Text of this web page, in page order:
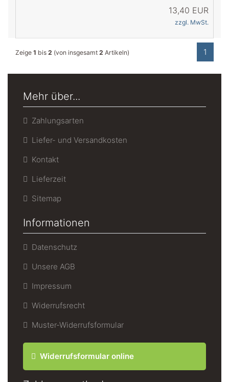
13,40 EUR
zzgl. MwSt.
Zeige 1 bis 2 (von insgesamt 2 Artikeln) 1
Mehr über...
Zahlungsarten
Liefer- und Versandkosten
Kontakt
Lieferzeit
Sitemap
Informationen
Datenschutz
Unsere AGB
Impressum
Widerrufsrecht
Muster-Widerrufsformular
Widerrufsformular online